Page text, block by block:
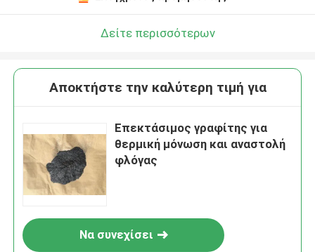
Δείτε περισσότερων
Αποκτήστε την καλύτερη τιμή για
Επεκτάσιμος γραφίτης για
θερμική μόνωση και αναστολή
φλόγας
Να συνεχίσει